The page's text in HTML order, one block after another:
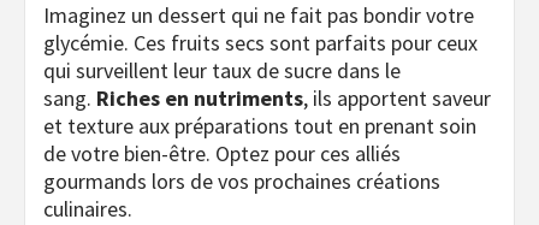
Imaginez un dessert qui ne fait pas bondir votre
glycémie. Ces fruits secs sont parfaits pour ceux
qui surveillent leur taux de sucre dans le
sang. Riches en nutriments, ils apportent saveur
et texture aux préparations tout en prenant soin
de votre bien-être. Optez pour ces alliés
gourmands lors de vos prochaines créations
culinaires.